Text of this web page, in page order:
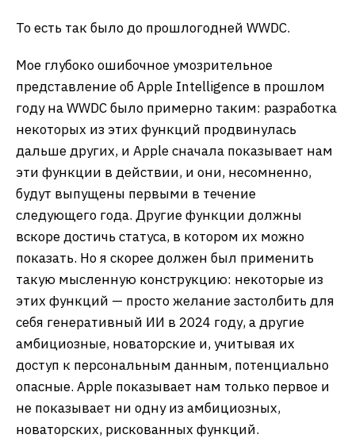
То есть так было до прошлогодней WWDC.
Мое глубоко ошибочное умозрительное
представление об Apple Intelligence в прошлом
году на WWDC было примерно таким: разработка
некоторых из этих функций продвинулась
дальше других, и Apple сначала показывает нам
эти функции в действии, и они, несомненно,
будут выпущены первыми в течение
следующего года. Другие функции должны
вскоре достичь статуса, в котором их можно
показать. Но я скорее должен был применить
такую мысленную конструкцию: некоторые из
этих функций — просто желание застолбить для
себя генеративный ИИ в 2024 году, а другие
амбициозные, новаторские и, учитывая их
доступ к персональным данным, потенциально
опасные. Apple показывает нам только первое и
не показывает ни одну из амбициозных,
новаторских, рискованных функций.